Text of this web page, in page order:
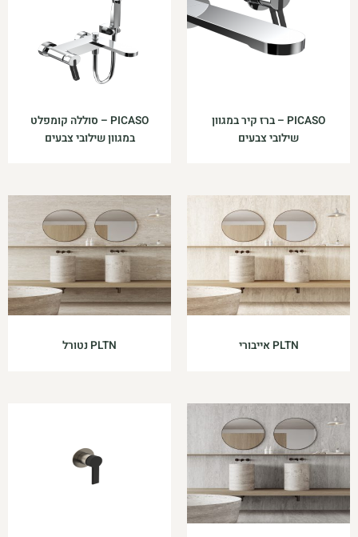
PICASO – ברז קיר במגוון
שילובי צבעים
PICASO – סוללה קומפלט
במגוון שילובי צבעים
PLTN אייבורי PLTN נטורל